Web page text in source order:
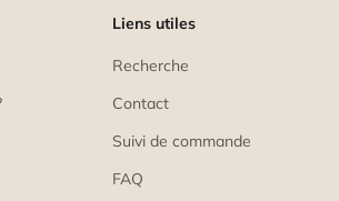
Liens utiles
Recherche
Contact
Suivi de commande
FAQ